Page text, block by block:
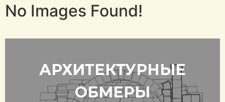
No Images Found!
АРХИТЕКТУРНЫЕ
ОБМЕРЫ